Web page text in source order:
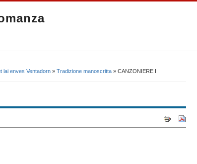
lai enves Ventadorn » Tradizione manoscritta » CANZONIERE I